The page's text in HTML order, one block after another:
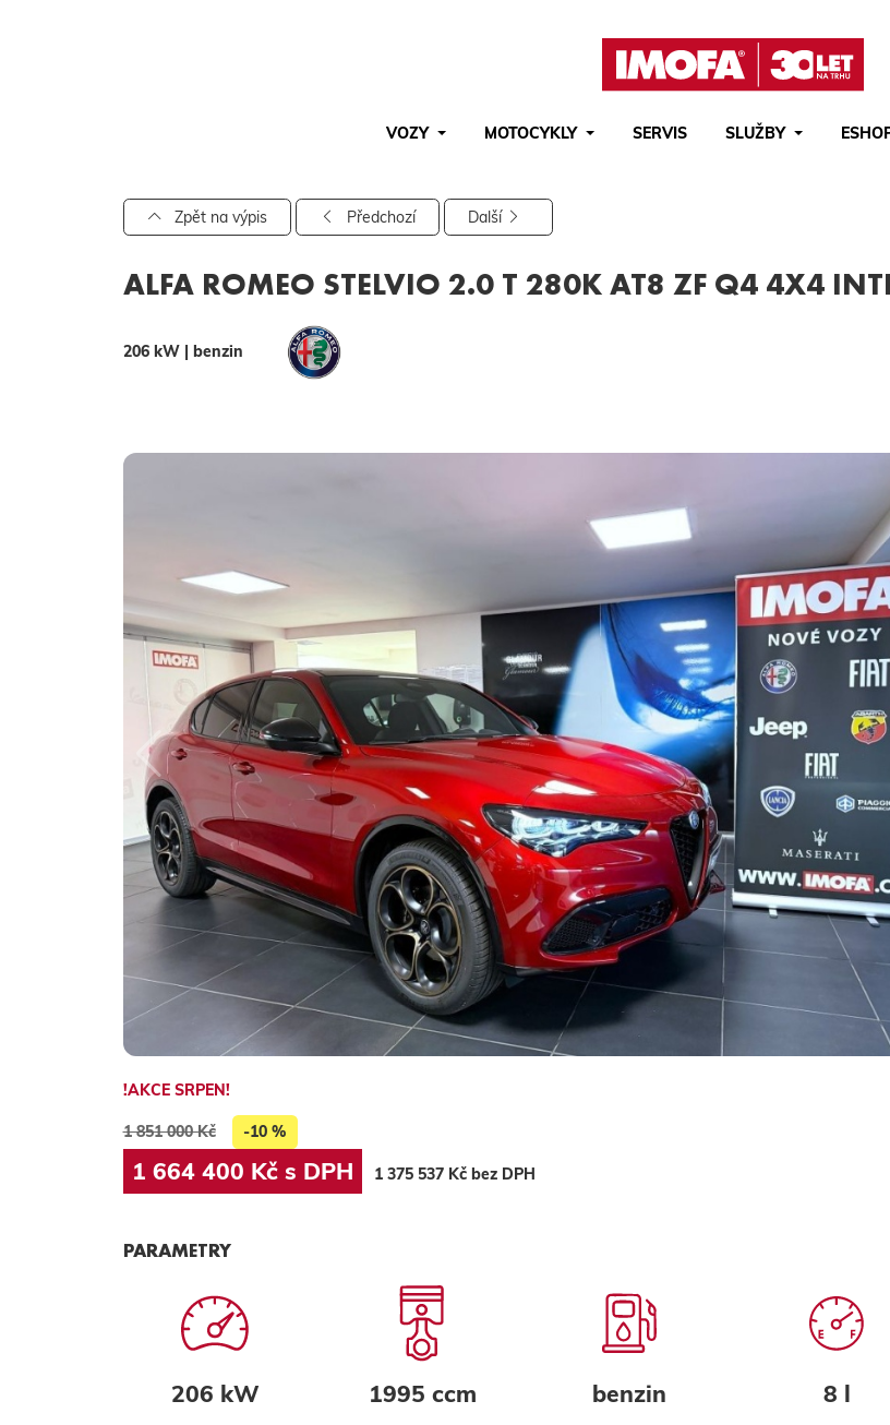
VOZY MOTOCYKLY SERVIS SLUŽBY
Pro vyhledávání zadejte alespoň 3 znaky.
Zpět na výpis Předchozí Další
ALFA ROMEO STELVIO 2.0 T 280K AT8 ZF Q4 4X4
206 kW | benzin
!AKCE SRPEN!
1 851 000 Kč -10 %
1 664 400 Kč s DPH 1 375 537 Kč bez DPH
PARAMETRY
206 kW 1995 ccm benzin 8 l